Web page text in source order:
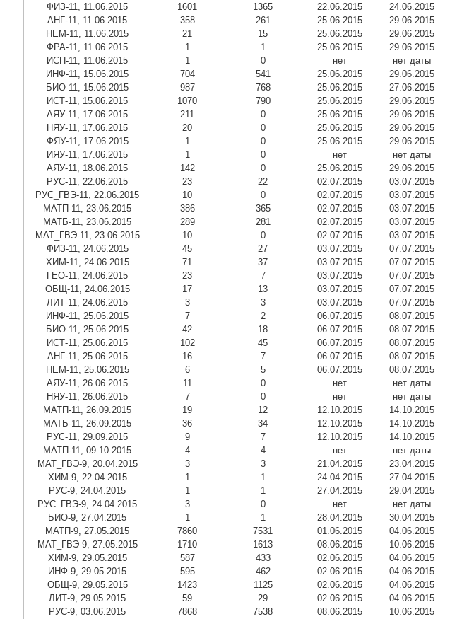
ФИЗ-11, 11.06.2015
1601 1365 22.06.2015
24.06.2015
АНГ-11, 11.06.2015
358 261 25.06.2015
29.06.2015
НЕМ-11, 11.06.2015
21 15 25.06.2015
29.06.2015
ФРА-11, 11.06.2015
1 1 25.06.2015
29.06.2015
ИСП-11, 11.06.2015
1 0 нет
нет даты
ИНФ-11, 15.06.2015
704 541 25.06.2015
29.06.2015
БИО-11, 15.06.2015
987 768 25.06.2015
27.06.2015
ИСТ-11, 15.06.2015
1070 790 25.06.2015
29.06.2015
АЯУ-11, 17.06.2015
211 0 25.06.2015
29.06.2015
НЯУ-11, 17.06.2015
20 0 25.06.2015
29.06.2015
ФЯУ-11, 17.06.2015
1 0 25.06.2015
29.06.2015
ИЯУ-11, 17.06.2015
1 0 нет
нет даты
АЯУ-11, 18.06.2015
142 0 25.06.2015
29.06.2015
РУС-11, 22.06.2015
23 22 02.07.2015
03.07.2015
РУС_ГВЭ-11, 22.06.2015
10 0 02.07.2015
03.07.2015
МАТП-11, 23.06.2015
386 365 02.07.2015
03.07.2015
МАТБ-11, 23.06.2015
289 281 02.07.2015
03.07.2015
МАТ_ГВЭ-11, 23.06.2015
10 0 02.07.2015
03.07.2015
ФИЗ-11, 24.06.2015
45 27 03.07.2015
07.07.2015
ХИМ-11, 24.06.2015
71 37 03.07.2015
07.07.2015
ГЕО-11, 24.06.2015
23 7 03.07.2015
07.07.2015
ОБЩ-11, 24.06.2015
17 13 03.07.2015
07.07.2015
ЛИТ-11, 24.06.2015
3 3 03.07.2015
07.07.2015
ИНФ-11, 25.06.2015
7 2 06.07.2015
08.07.2015
БИО-11, 25.06.2015
42 18 06.07.2015
08.07.2015
ИСТ-11, 25.06.2015
102 45 06.07.2015
08.07.2015
АНГ-11, 25.06.2015
16 7 06.07.2015
08.07.2015
НЕМ-11, 25.06.2015
6 5 06.07.2015
08.07.2015
АЯУ-11, 26.06.2015
11 0 нет
нет даты
НЯУ-11, 26.06.2015
7 0 нет
нет даты
МАТП-11, 26.09.2015
19 12 12.10.2015
14.10.2015
МАТБ-11, 26.09.2015
36 34 12.10.2015
14.10.2015
РУС-11, 29.09.2015
9 7 12.10.2015
14.10.2015
МАТП-11, 09.10.2015
4 4 нет
нет даты
МАТ_ГВЭ-9, 20.04.2015
3 3 21.04.2015
23.04.2015
ХИМ-9, 22.04.2015
1 1 24.04.2015
27.04.2015
РУС-9, 24.04.2015
1 1 27.04.2015
29.04.2015
РУС_ГВЭ-9, 24.04.2015
3 0 нет
нет даты
БИО-9, 27.04.2015
1 1 28.04.2015
30.04.2015
МАТП-9, 27.05.2015
7860 7531 01.06.2015
04.06.2015
МАТ_ГВЭ-9, 27.05.2015
1710 1613 08.06.2015
10.06.2015
ХИМ-9, 29.05.2015
587 433 02.06.2015
04.06.2015
ИНФ-9, 29.05.2015
595 462 02.06.2015
04.06.2015
ОБЩ-9, 29.05.2015
1423 1125 02.06.2015
04.06.2015
ЛИТ-9, 29.05.2015
59 29 02.06.2015
04.06.2015
РУС-9, 03.06.2015
7868 7538 08.06.2015
10.06.2015